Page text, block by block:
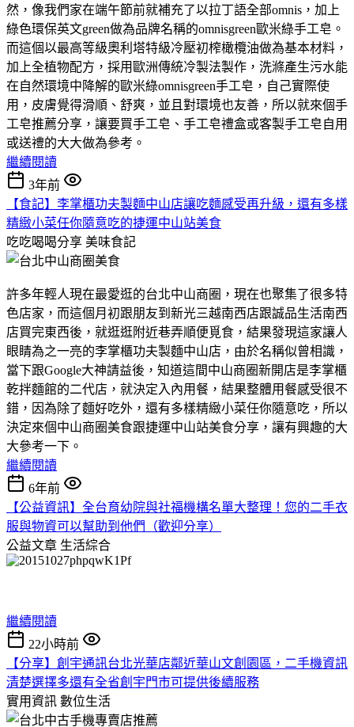
然，像我們家在端午節前就補充了以拉丁語全部omnis，加上
綠色環保英文green做為品牌名稱的omnisgreen歐米綠手工皂。
而這個以最高等級奧利塔特級冷壓初榨橄欖油做為基本材料，
加上全植物配方，採用歐洲傳統冷製法製作，洗滌產生污水能
在自然環境中降解的歐米綠omnisgreen手工皂，自己實際使
用，皮膚覺得滑順、舒爽，並且對環境也友善，所以就來個手
工皂推薦分享，讓要買手工皂、手工皂禮盒或客製手工皂自用
或送禮的大大做為參考。
繼續閱讀
3年前
【食記】李掌櫃功夫製麵中山店讓吃麵感受再升級，還有多樣
精緻小菜任你隨意吃的捷運中山站美食
吃吃喝喝分享 美味食記
許多年輕人現在最愛逛的台北中山商圈，現在也聚集了很多特
色店家，而這個月初跟朋友到新光三越南西店跟誠品生活南西
店買完東西後，就逛逛附近巷弄順便覓食，結果發現這家讓人
眼睛為之一亮的李掌櫃功夫製麵中山店，由於名稱似曾相識，
當下跟Google大神請益後，知道這間中山商圈新開店是李掌櫃
乾拌麵館的二代店，就決定入內用餐，結果整體用餐感受很不
錯，因為除了麵好吃外，還有多樣精緻小菜任你隨意吃，所以
決定來個中山商圈美食跟捷運中山站美食分享，讓有興趣的大
大參考一下。
繼續閱讀
6年前
【公益資訊】全台育幼院與社福機構名單大整理！您的二手衣
服與物資可以幫助到他們（歡迎分享）
公益文章 生活綜合
繼續閱讀
22小時前
【分享】創宇通訊台北光華店鄰近華山文創園區，二手機資訊
清楚選擇多還有全省創宇門市可提供後續服務
實用資訊 數位生活